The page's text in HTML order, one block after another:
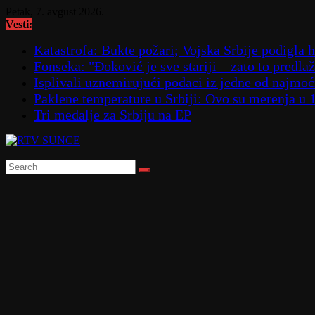
to
Vesti:
Katastrofa: Bukte požari; Vojska Srbije podigla
Fonseka: "Đoković je sve stariji – zato to
Isplivali uznemirujući podaci iz jedne od
Paklene temperature u Srbiji: Ovo su merenja
Tri medalje za Srbiju na EP